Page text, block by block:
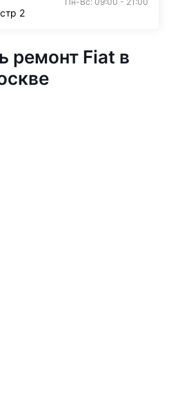
2
ремонт Fiat в